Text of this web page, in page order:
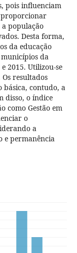
pois influenciam
população
Desta forma,
da educação
municípios da
2015. Utilizou-se
resultados
básica, contudo, a
disso, o índice
como Gestão em
o
a
e permanência